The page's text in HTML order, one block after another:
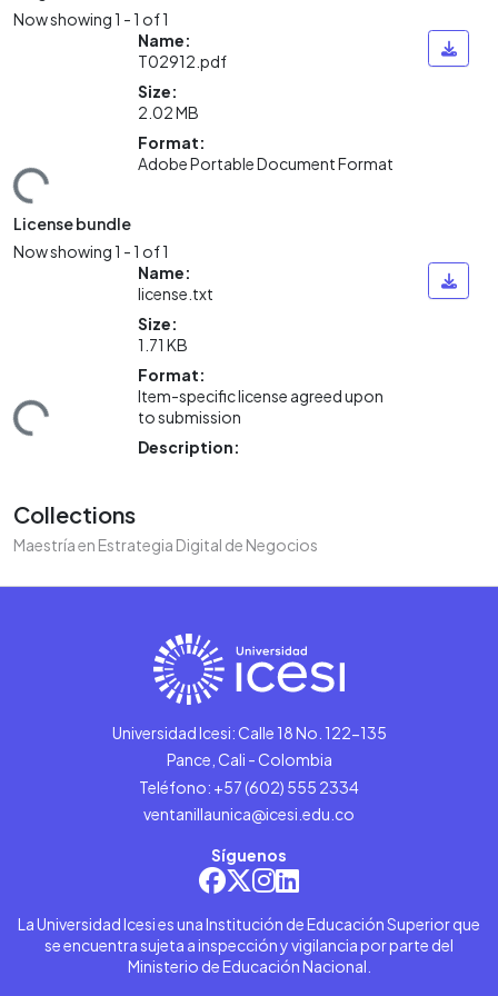
Now showing1 - 1 of 1
Name:
T02912.pdf
Size:
2.02 MB
Format:
Adobe Portable Document Format
License bundle
Now showing1 - 1 of 1
Name:
license.txt
Size:
1.71 KB
Format:
Item-specific license agreed upon
to submission
Description:
Collections
Maestría en Estrategia Digital de Negocios
Universidad Icesi: Calle 18 No. 122-135
Pance, Cali - Colombia
Teléfono: +57 (602) 555 2334
ventanillaunica@icesi.edu.co
Síguenos
La Universidad Icesi es una Institución de Educación Superior que
se encuentra sujeta a inspección y vigilancia por parte del
Ministerio de Educación Nacional.